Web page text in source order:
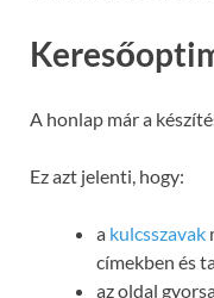
A honlap már a
Ez azt jelenti, hogy:
a kulcsszavak
címekben és
az oldal